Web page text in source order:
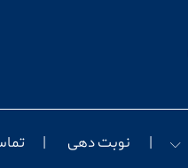
نوبت دهی